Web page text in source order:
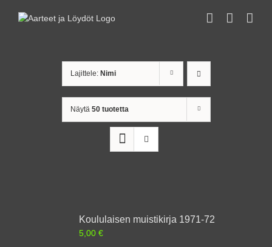
Lajittele: Nimi
Näytä 50 tuotetta
Koululaisen muistikirja 1971-72
5,00€